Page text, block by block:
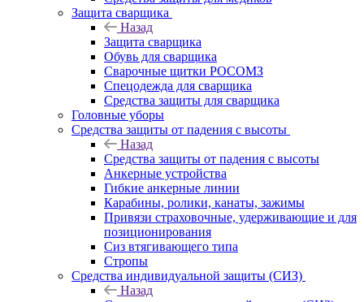
Защита сварщика
Назад
Защита сварщика
Обувь для сварщика
Сварочные щитки РОСОМЗ
Спецодежда для сварщика
Средства защиты для сварщика
Головные уборы
Средства защиты от падения с высоты
Назад
Средства защиты от падения с высоты
Анкерные устройства
Гибкие анкерные линии
Карабины, ролики, канаты, зажимы
Привязи страховочные, удерживающие и для
позиционирования
Сиз втягивающего типа
Стропы
Средства индивидуальной защиты (СИЗ)
Назад